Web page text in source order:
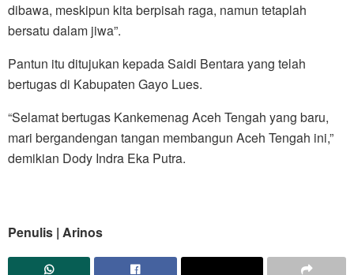
dibawa, meskipun kita berpisah raga, namun tetaplah
bersatu dalam jiwa”.
Pantun itu ditujukan kepada Saidi Bentara yang telah
bertugas di Kabupaten Gayo Lues.
“Selamat bertugas Kankemenag Aceh Tengah yang baru,
mari bergandengan tangan membangun Aceh Tengah ini,”
demikian Dody Indra Eka Putra.
Penulis | Arinos